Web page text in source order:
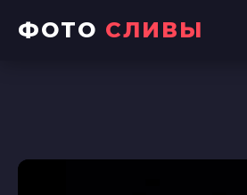
ФОТО СЛИВЫ